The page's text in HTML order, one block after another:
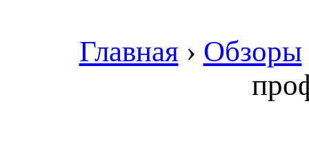
Главная › Обзоры